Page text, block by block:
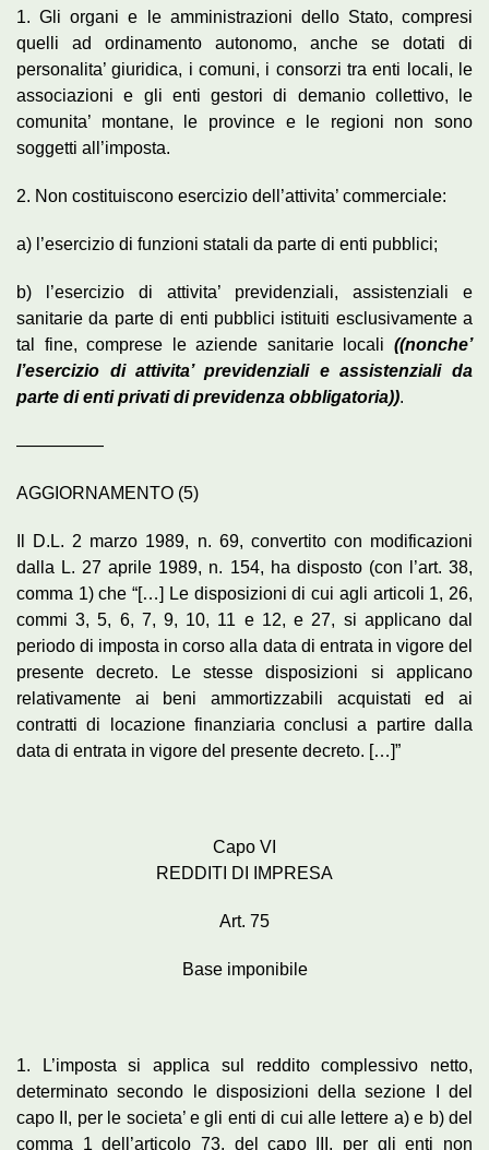
1. Gli organi e le amministrazioni dello Stato, compresi
quelli ad ordinamento autonomo, anche se dotati di
personalita’ giuridica, i comuni, i consorzi tra enti locali, le
associazioni e gli enti gestori di demanio collettivo, le
comunita’ montane, le province e le regioni non sono
soggetti all’imposta.
2. Non costituiscono esercizio dell’attivita’ commerciale:
a) l’esercizio di funzioni statali da parte di enti pubblici;
b) l’esercizio di attivita’ previdenziali, assistenziali e
sanitarie da parte di enti pubblici istituiti esclusivamente a
tal fine, comprese le aziende sanitarie locali ((nonche’
l’esercizio di attivita’ previdenziali e assistenziali da
parte di enti privati di previdenza obbligatoria)).
—————
AGGIORNAMENTO (5)
Il D.L. 2 marzo 1989, n. 69, convertito con modificazioni
dalla L. 27 aprile 1989, n. 154, ha disposto (con l’art. 38,
comma 1) che “[…] Le disposizioni di cui agli articoli 1, 26,
commi 3, 5, 6, 7, 9, 10, 11 e 12, e 27, si applicano dal
periodo di imposta in corso alla data di entrata in vigore del
presente decreto. Le stesse disposizioni si applicano
relativamente ai beni ammortizzabili acquistati ed ai
contratti di locazione finanziaria conclusi a partire dalla
data di entrata in vigore del presente decreto. […]”
Capo VI
REDDITI DI IMPRESA
Art. 75
Base imponibile
1. L’imposta si applica sul reddito complessivo netto,
determinato secondo le disposizioni della sezione I del
capo II, per le societa’ e gli enti di cui alle lettere a) e b) del
comma 1 dell’articolo 73, del capo III, per gli enti non